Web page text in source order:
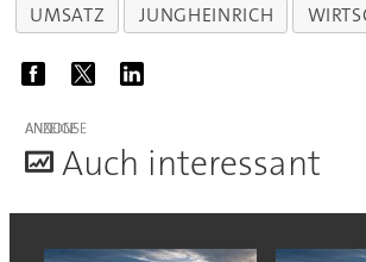
UMSATZ
JUNGHEINRICH
ANZEIGE
Auch interessant